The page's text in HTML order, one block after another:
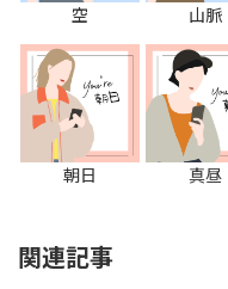
空 山脈
朝日 真昼
関連記事